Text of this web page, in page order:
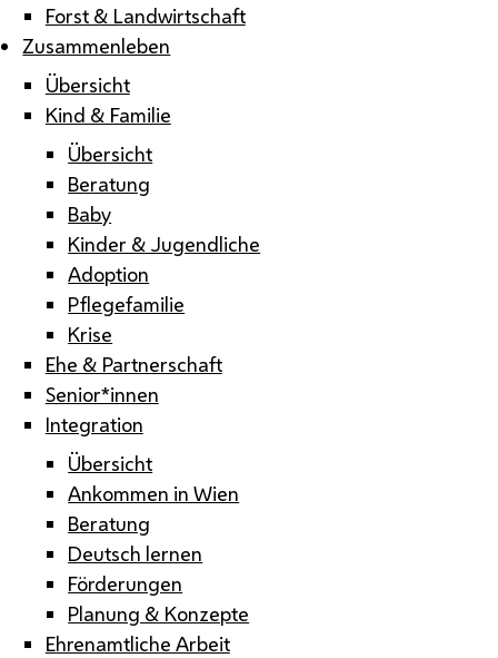
Forst & Landwirtschaft
Zusammenleben
Übersicht
Kind & Familie
Übersicht
Beratung
Baby
Kinder & Jugendliche
Adoption
Pflegefamilie
Krise
Ehe & Partnerschaft
Senior*innen
Integration
Übersicht
Ankommen in Wien
Beratung
Deutsch lernen
Förderungen
Planung & Konzepte
Ehrenamtliche Arbeit